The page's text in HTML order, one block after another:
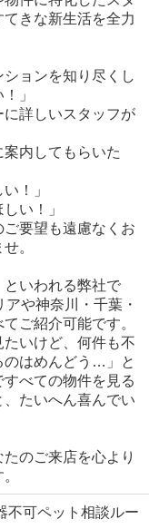
きな新生活を全力
ションを知り尽くし
」
に詳しいスタッフが
案内してもらいた
！」
い！」
要望も遠慮なくお
。
といわれる弊社で
や神奈川・千葉・
ご紹介可能です。
たいけど、何件も不
のはめんどう…」と
べての物件を見る
たいへん喜んでい
のご来店を心より
不可ペット相談ルー